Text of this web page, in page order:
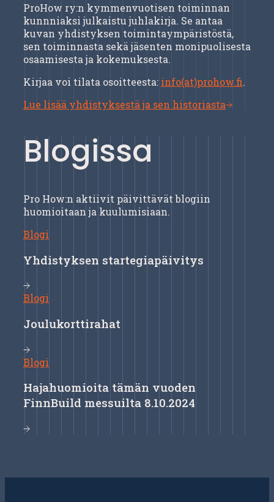
ProHow ry:n kymmenvuotisen toiminnan
kunnniaksi julkaistu juhlakirja. Se antaa
kuvan yhdistyksen toimintaympäristöstä,
sen toiminnasta sekä jäsenten monipuolisesta
osaamisesta ja kokemuksesta.
Kirjaa voi tilata osoitteesta: info(at)prohow.fi.
Lue lisää yhdistyksestä ja sen historiasta
Blogissa
Pro How:n aktiivit päivittävät blogiin
huomioitaan ja kuulumisiaan.
Blogi
Yhdistyksen startegiapäivitys
Blogi
Joulukorttirahat
Blogi
Hajahuomioita tämän vuoden
FinnBuild messuilta 8.10.2024